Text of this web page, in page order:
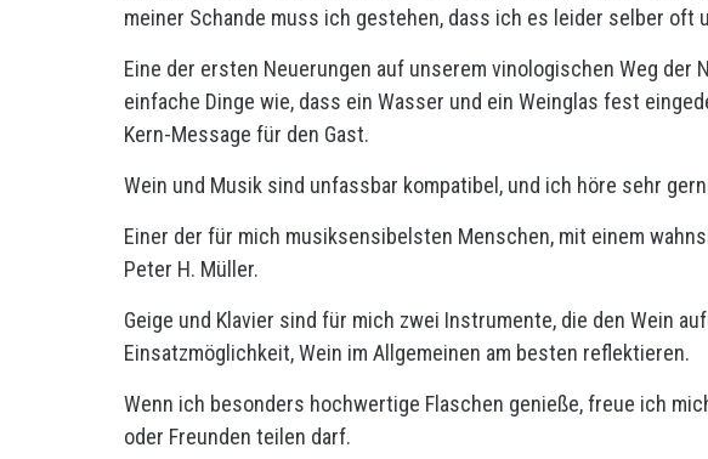
meiner Schande muss ich gestehen, dass ich es leider selber oft
Eine der ersten Neuerungen auf unserem vinologischen Weg der
einfache Dinge wie, dass ein Wasser und ein Weinglas fest
Kern-Message für den Gast.
Wein und Musik sind unfassbar kompatibel, und ich höre sehr
Einer der für mich musiksensibelsten Menschen, mit einem
Peter H. Müller.
Geige und Klavier sind für mich zwei Instrumente, die den Wein
Einsatzmöglichkeit, Wein im Allgemeinen am besten reflektieren.
Wenn ich besonders hochwertige Flaschen genieße, freue ich
oder Freunden teilen darf.